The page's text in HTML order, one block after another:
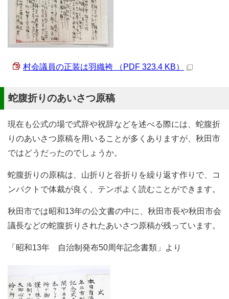
村会議員の正装は羽織袴 （PDF 323.4 KB）
蛇腹折りのあいさつ原稿
現在も公式の場で式辞や祝辞などを述べる際には、蛇腹折
りのあいさつ原稿を用いることが多くありますが、秋田市
ではどうだったのでしょうか。
蛇腹折りの原稿は、山折りと谷折りを繰り返す作りで、コ
ンパクトで体裁が良く、テンポよく読むことができます。
秋田市では昭和13年の公文書の中に、秋田市長や秋田市会
議長などの蛇腹折りされたあいさつ原稿が残っています。
「昭和13年 自治制発布50周年記念書類」より